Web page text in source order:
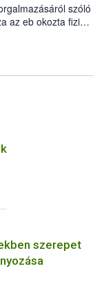
szóló
az eb okozta fizikai
felmerülő
tartását és annak
jártas szakértőt.
szerepet